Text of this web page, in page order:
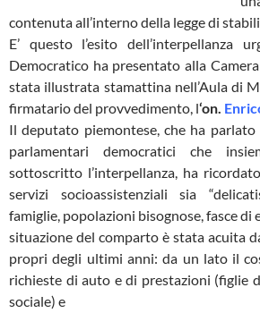
contenuta all’interno della legge di
E’ questo l’esito dell’interpellanza
Democratico ha presentato alla
stata illustrata stamattina nell’Aula di
firmatario del provvedimento, l‘on.
Il deputato piemontese, che ha parlato
parlamentari democratici che
sottoscritto l’interpellanza, ha
servizi socioassistenziali sia
famiglie, popolazioni bisognose, fasce di
situazione del comparto è stata acuita
propri degli ultimi anni: da un lato il
richieste di auto e di prestazioni (figlie
sociale) e